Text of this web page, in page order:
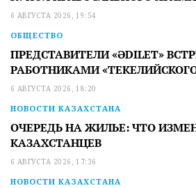
6 АВГУСТА 2026, 19:54
ОБЩЕСТВО
ПРЕДСТАВИТЕЛИ «ӘDILET»
РАБОТНИКАМИ
6 АВГУСТА 2026, 18:20
НОВОСТИ КАЗАХСТАНА
ОЧЕРЕДЬ НА ЖИЛЬЕ: ЧТО
КАЗАХСТАНЦЕВ
6 АВГУСТА 2026, 17:36
НОВОСТИ КАЗАХСТАНА